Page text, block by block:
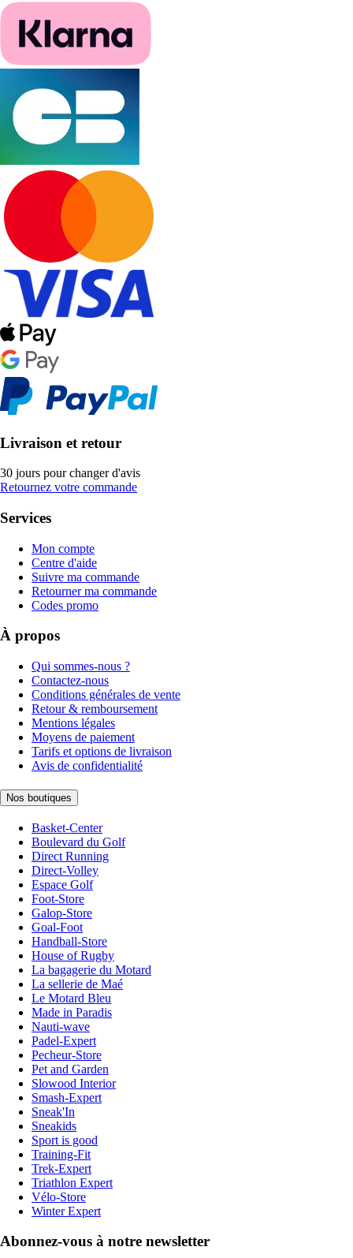
Livraison et retour
30 jours pour changer d'avis
Retournez votre commande
Services
Mon compte
Centre d'aide
Suivre ma commande
Retourner ma commande
Codes promo
À propos
Qui sommes-nous ?
Contactez-nous
Conditions générales de vente
Retour & remboursement
Mentions légales
Moyens de paiement
Tarifs et options de livraison
Avis de confidentialité
Nos boutiques
Basket-Center
Boulevard du Golf
Direct Running
Direct-Volley
Espace Golf
Foot-Store
Galop-Store
Goal-Foot
Handball-Store
House of Rugby
La bagagerie du Motard
La sellerie de Maé
Le Motard Bleu
Made in Paradis
Nauti-wave
Padel-Expert
Pecheur-Store
Pet and Garden
Slowood Interior
Smash-Expert
Sneak'In
Sneakids
Sport is good
Training-Fit
Trek-Expert
Triathlon Expert
Vélo-Store
Winter Expert
Abonnez-vous à notre newsletter